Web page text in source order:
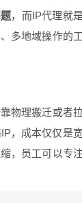
，而IP代理就
多地域操作的工
物理搬迁或者拉
，成本仅仅是宽
，员工可以专注